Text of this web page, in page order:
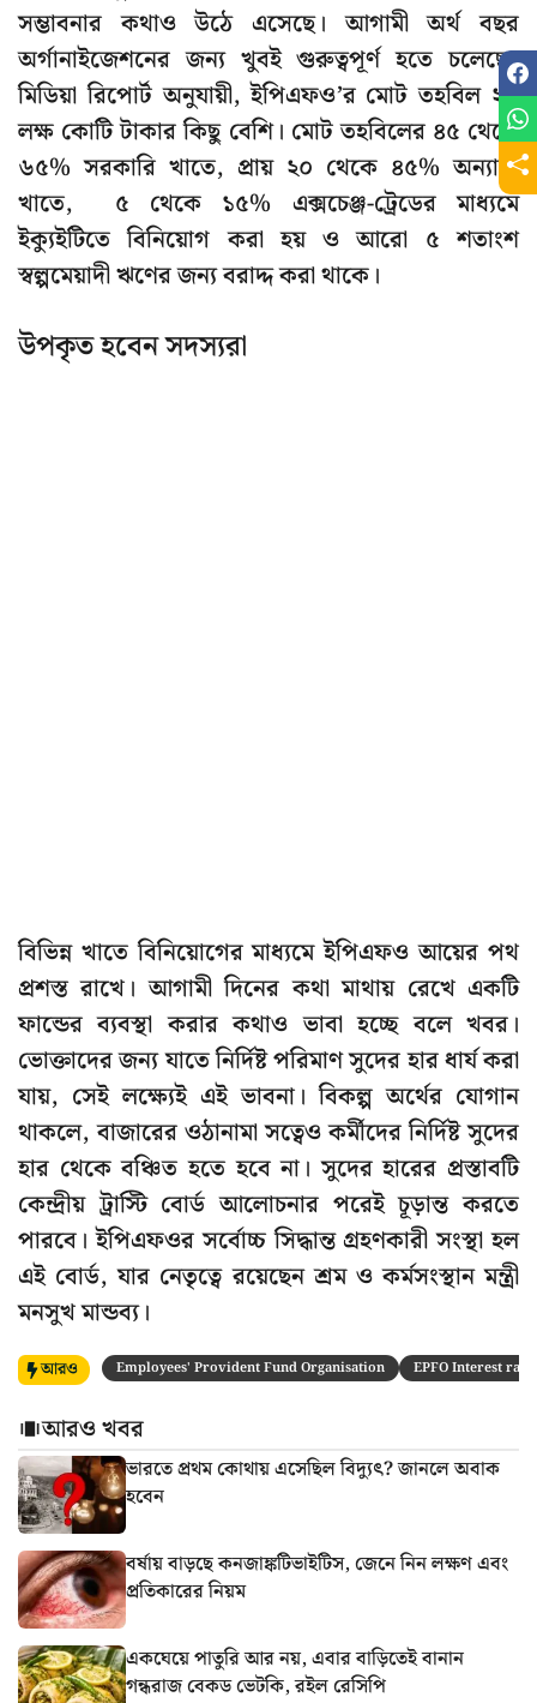
সম্ভাবনার কথাও উঠে এসেছে। আগামী অর্থ বছর
অর্গানাইজেশনের জন্য খুবই গুরুত্বপূর্ণ হতে চলেছে।
মিডিয়া রিপোর্ট অনুযায়ী, ইপিএফও’র মোট তহবিল ২৮
লক্ষ কোটি টাকার কিছু বেশি। মোট তহবিলের ৪৫ থেকে
৬৫% সরকারি খাতে, প্রায় ২০ থেকে ৪৫% অন্যান্য
খাতে, ৫ থেকে ১৫% এক্সচেঞ্জ-ট্রেডের মাধ্যমে
ইক্যুইটিতে বিনিয়োগ করা হয় ও আরো ৫ শতাংশ
স্বল্পমেয়াদী ঋণের জন্য বরাদ্দ করা থাকে।
উপকৃত হবেন সদস্যরা
বিভিন্ন খাতে বিনিয়োগের মাধ্যমে ইপিএফও আয়ের পথ
প্রশস্ত রাখে। আগামী দিনের কথা মাথায় রেখে একটি
ফান্ডের ব্যবস্থা করার কথাও ভাবা হচ্ছে বলে খবর।
ভোক্তাদের জন্য যাতে নির্দিষ্ট পরিমাণ সুদের হার ধার্য করা
যায়, সেই লক্ষ্যেই এই ভাবনা। বিকল্প অর্থের যোগান
থাকলে, বাজারের ওঠানামা সত্বেও কর্মীদের নির্দিষ্ট সুদের
হার থেকে বঞ্চিত হতে হবে না। সুদের হারের প্রস্তাবটি
কেন্দ্রীয় ট্রাস্টি বোর্ড আলোচনার পরেই চূড়ান্ত করতে
পারবে। ইপিএফওর সর্বোচ্চ সিদ্ধান্ত গ্রহণকারী সংস্থা হল
এই বোর্ড, যার নেতৃত্বে রয়েছেন শ্রম ও কর্মসংস্থান মন্ত্রী
মনসুখ মান্ডব্য।
আরও Employees' Provident Fund Organisation EPFO Interest rate
আরও খবর
ভারতে প্রথম কোথায় এসেছিল বিদ্যুৎ? জানলে অবাক
হবেন
বর্ষায় বাড়ছে কনজাঙ্কটিভাইটিস, জেনে নিন লক্ষণ এবং
প্রতিকারের নিয়ম
একঘেয়ে পাতুরি আর নয়, এবার বাড়িতেই বানান
গন্ধরাজ বেকড ভেটকি, রইল রেসিপি